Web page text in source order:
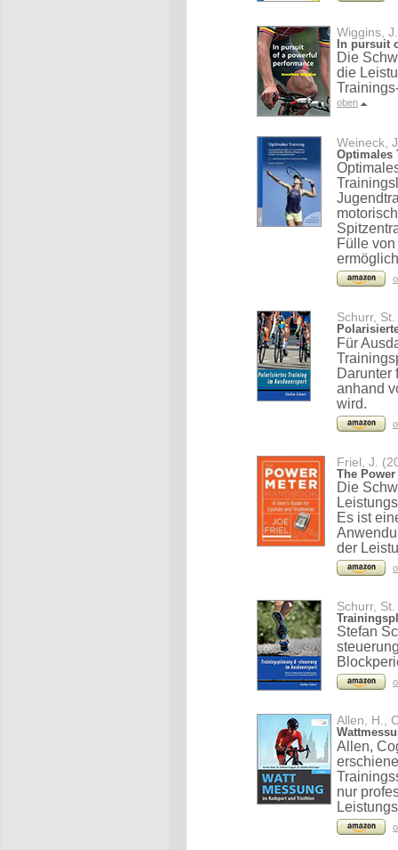
Wiggins,
In pursuit
Die
die
oben
Weineck,
Optimales
Fülle
Schurr,
Für
Darunter
anhand
wird.
Friel, J.
The
Die
Es ist
der
Schurr,
Stefan
Allen, H.,
Allen,
nur